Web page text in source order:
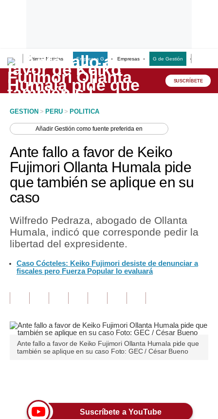
Últimas Noticias Empresas G Empresas G de Gestión
Lo último
Peru Quiosco
Economía
Mercados
Perú
Política
Tu Dinero
Inmobiliarias
Editorial
Pregunta de hoy
Lujo
SUSCRÍBETE
GESTION > PERU > POLITICA
AñadirGestión como fuente preferida en
Ante fallo a favor de Keiko
Fujimori Ollanta Humala pide
que también se aplique en su
caso
Wilfredo Pedraza, abogado de Ollanta
Humala, indicó que corresponde pedir la
libertad del expresidente.
Caso Cócteles: Keiko Fujimori desiste de denunciar a
fiscales pero Fuerza Popular lo evaluará
Ante fallo a favor de Keiko Fujimori Ollanta Humala pide que
también se aplique en su caso Foto: GEC / César Bueno
Suscríbete a YouTube